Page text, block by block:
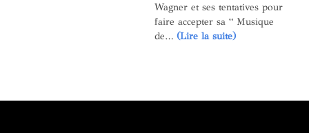
Wagner et ses tentatives pour
faire accepter sa “ Musique
de… (Lire la suite)